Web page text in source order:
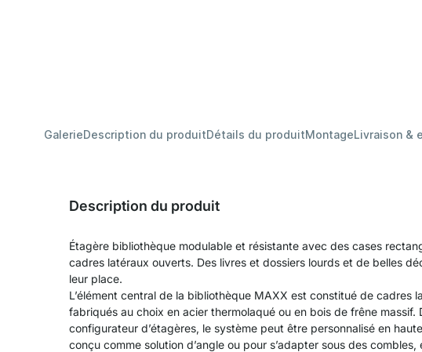
GalerieDescription du produitDétails du produitMontageLivraison &
Description du produit
Étagère bibliothèque modulable et résistante avec des cases
cadres latéraux ouverts. Des livres et dossiers lourds et de belles
leur place.
L’élément central de la bibliothèque MAXX est constitué de cadres
fabriqués au choix en acier thermolaqué ou en bois de frêne massif.
configurateur d’étagères, le système peut être personnalisé en
conçu comme solution d’angle ou pour s’adapter sous des combles,